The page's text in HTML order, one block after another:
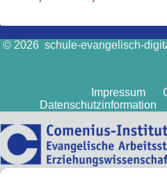
© 2026 schule-evangelisch-
Impressum
Datenschutzinformation